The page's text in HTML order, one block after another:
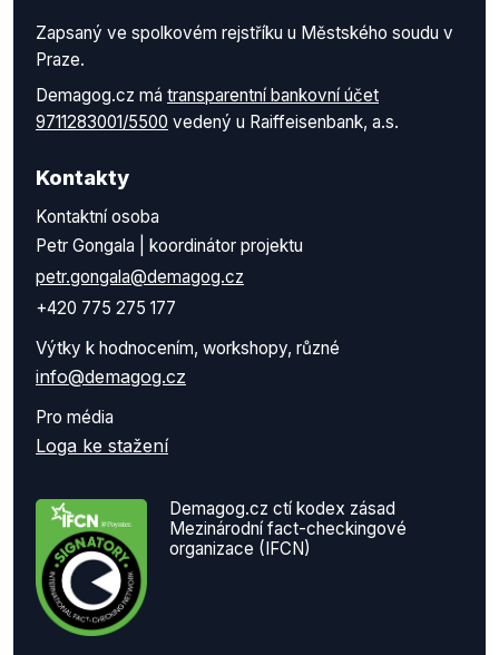
Zapsaný ve spolkovém rejstříku u Městského soudu v
Praze.
Demagog.cz má transparentní bankovní účet
9711283001/5500 vedený u Raiffeisenbank, a.s.
Kontakty
Kontaktní osoba
Petr Gongala | koordinátor projektu
petr.gongala@demagog.cz
+420 775 275 177
Výtky k hodnocením, workshopy, různé
info@demagog.cz
Pro média
Loga ke stažení
Demagog.cz ctí kodex zásad
Mezinárodní fact-checkingové
organizace (IFCN)